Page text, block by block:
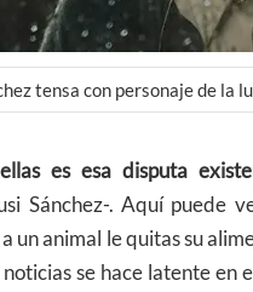
tensa con personaje de
es esa disputa
Sánchez-. Aquí puede
un animal le quitas su
se hace latente en